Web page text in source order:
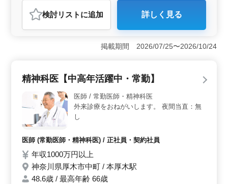
おすすめポイント
＜勤務内容＞ この求人は、訪問診療だけでなく外来診
療担当としての勤務のオプションもあります。勤務は4.5
ールです。また、夜間当直の有無について相談が可能
豊富な循環器内科医が活躍しており、年齢関係なく働き
地域医療に貢献することができます。 ＜福利厚生と
休暇制度＞ 福利厚生は充実しており、雇用、労災、健
康、厚生、財形の各種保険が完備されています。休日は
週末に加え、夏季休暇や年末年始休暇もあり、心身とも
にリフレッシュできます。
検討リスト に追加 詳しく見る
掲載期間 2026/07/25〜2026/10/24
精神科医【中高年活躍中・常勤】
医師 / 常勤医師・精神科医
外来診療をおねがいします。 夜間当直：無
し
医師 (常勤医師・精神科医) / 正社員・契約社員
年収1000万円以上
神奈川県厚木市中町 / 本厚木駅
48.6歳 / 最高年齢 66歳